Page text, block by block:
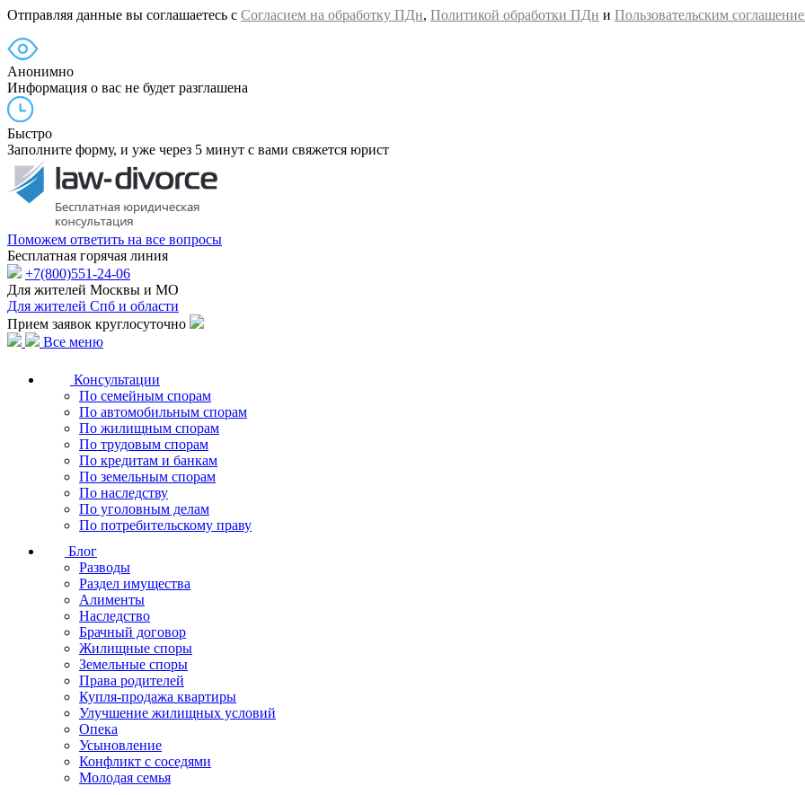
Отправляя данные вы соглашаетесь с Согласием на обработку ПДн, Политикой обработки ПДн и Пользовательским
Анонимно
Информация о вас не будет разглашена
Быстро
Заполните форму, и уже через 5 минут с вами свяжется юрист
Поможем ответить на все вопросы
Бесплатная горячая линия
+7(800)551-24-06
Для жителей Москвы и МО
Для жителей Спб и области
Прием заявок круглосуточно
Все меню
Консультации
По семейным спорам
По автомобильным спорам
По жилищным спорам
По трудовым спорам
По кредитам и банкам
По земельным спорам
По наследству
По уголовным делам
По потребительскому праву
Блог
Разводы
Раздел имущества
Алименты
Наследство
Брачный договор
Жилищные споры
Земельные споры
Права родителей
Купля-продажа квартиры
Улучшение жилищных условий
Опека
Усыновление
Конфликт с соседями
Молодая семья